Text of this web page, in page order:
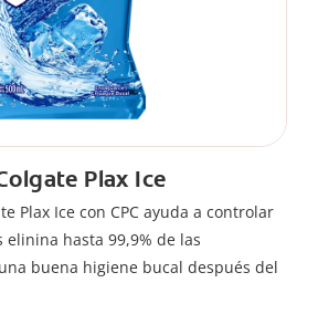
Plax Ice
Plax Ice con CPC ayuda a controlar
hasta 99,9% de las
buena higiene bucal después del